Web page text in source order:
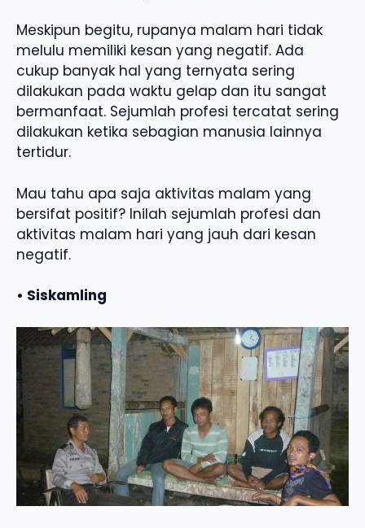
Meskipun begitu, rupanya malam hari tidak
melulu memiliki kesan yang negatif. Ada
cukup banyak hal yang ternyata sering
dilakukan pada waktu gelap dan itu sangat
bermanfaat. Sejumlah profesi tercatat sering
dilakukan ketika sebagian manusia lainnya
tertidur.
Mau tahu apa saja aktivitas malam yang
bersifat positif? Inilah sejumlah profesi dan
aktivitas malam hari yang jauh dari kesan
negatif.
• Siskamling